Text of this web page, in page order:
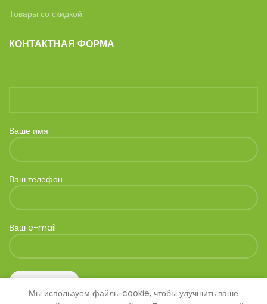
Товары со скидкой
КОНТАКТНАЯ ФОРМА
Ваше имя
Ваш телефон
Ваш e-mail
Мы используем файлы cookie, чтобы улучшить ваше